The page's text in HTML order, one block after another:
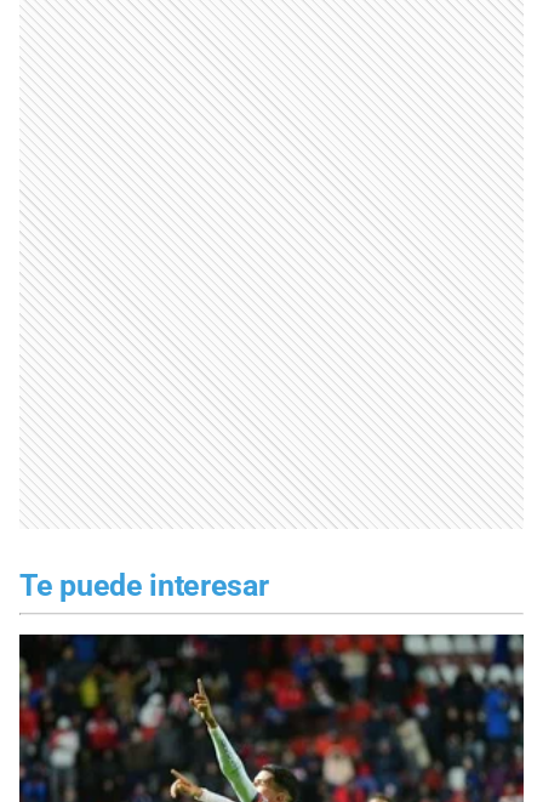
Te puede interesar